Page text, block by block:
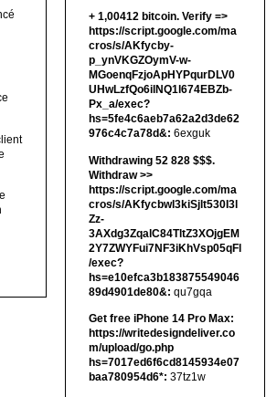
+ 1,00412 bitсоin. Verify =>
https://script.google.com/ma
cros/s/AKfycby-
p_ynVKGZOymV-w-
MGoenqFzjoApHYPqurDLV0
UHwLzfQo6ilNQ1l674EBZb-
Px_a/exec?
hs=5fe4c6aeb7a62a2d3de62
976c4c7a78d&: 6exguk
Withdrawing 52 828 $$$.
Withdrаw >>
https://script.google.com/ma
cros/s/AKfycbwl3kiSjlt530I3l
Zz-
3AXdg3ZqalC84TltZ3XOjgEM
2Y7ZWYFui7NF3iKhVsp05qFl
/exec?
hs=e10efca3b183875549046
89d4901de80&: qu7gqa
Get free iPhone 14 Pro Max:
https://writedesigndeliver.co
m/upload/go.php
hs=7017ed6f6cd8145934e07
baa780954d6*: 37tz1w